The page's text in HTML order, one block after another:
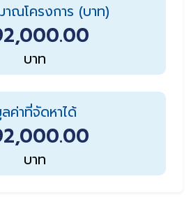
าณโครงการ (บาท)
บาท
ค่าที่จัดหาได้
บาท